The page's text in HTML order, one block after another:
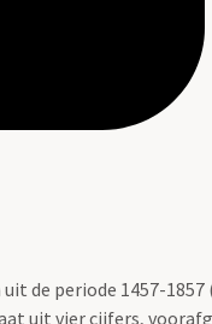
de periode 1457-1857
uit vier cijfers,